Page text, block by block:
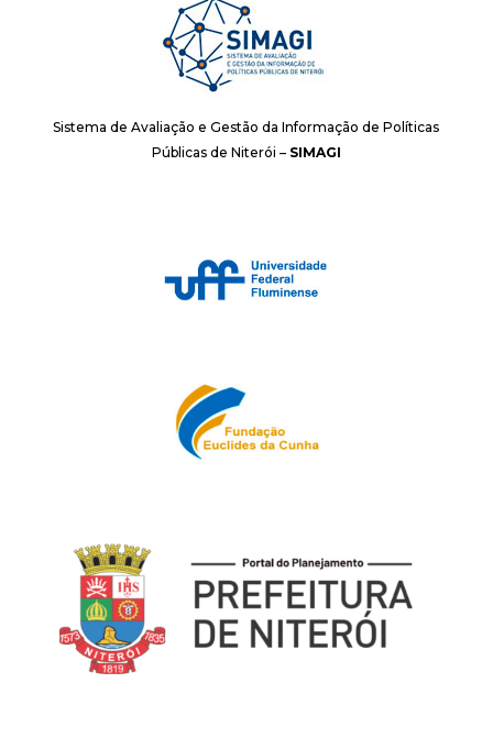
Sistema de Avaliação e Gestão da Informação de Políticas
Públicas de Niterói – SIMAGI